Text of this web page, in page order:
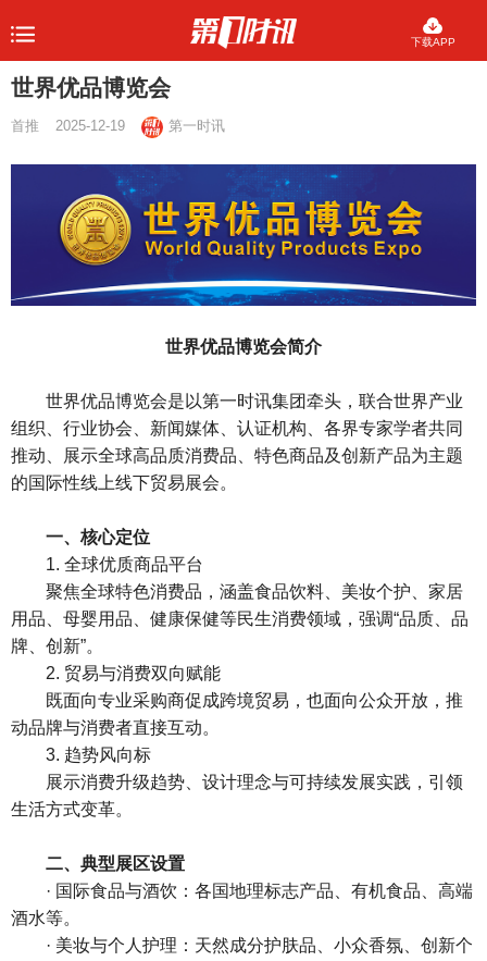
下载APP
世界优品博览会
首推 2025-12-19 第一时讯
世界优品博览会简介
世界优品博览会是以第一时讯集团牵头，联合世界产业
组织、行业协会、新闻媒体、认证机构、各界专家学者共同
推动、展示全球高品质消费品、特色商品及创新产品为主题
的国际性线上线下贸易展会。
一、核心定位
1. 全球优质商品平台
聚焦全球特色消费品，涵盖食品饮料、美妆个护、家居
用品、母婴用品、健康保健等民生消费领域，强调“品质、品
牌、创新”。
2. 贸易与消费双向赋能
既面向专业采购商促成跨境贸易，也面向公众开放，推
动品牌与消费者直接互动。
3. 趋势风向标
展示消费升级趋势、设计理念与可持续发展实践，引领
生活方式变革。
二、典型展区设置
· 国际食品与酒饮：各国地理标志产品、有机食品、高端
酒水等。
· 美妆与个人护理：天然成分护肤品、小众香氛、创新个